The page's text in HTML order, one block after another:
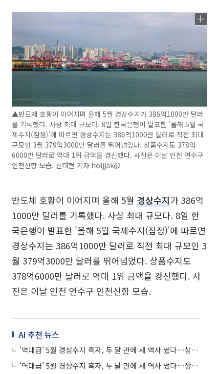
▲반도체 호황이 이어지며 올해 5월 경상수지가 386억1000만 달러
를 기록했다. 사상 최대 규모다. 8일 한국은행이 발표한 '올해 5월 국
제수지(잠정)'에 따르면 경상수지는 386억1000만 달러로 직전 최대
규모인 3월 379억3000만 달러를 뛰어넘었다. 상품수지도 378억
6000만 달러로 역대 1위 금액을 경신했다. 사진은 이날 인천 연수구
인천신항 모습. 신태현 기자 holjjak@
반도체 호황이 이어지며 올해 5월 경상수지가 386억
1000만 달러를 기록했다. 사상 최대 규모다. 8일 한
국은행이 발표한 '올해 5월 국제수지(잠정)'에 따르면
경상수지는 386억1000만 달러로 직전 최대 규모인 3
월 379억3000만 달러를 뛰어넘었다. 상품수지도
378억6000만 달러로 역대 1위 금액을 경신했다. 사
진은 이날 인천 연수구 인천신항 모습.
AI 추천 뉴스
'역대급' 5월 경상수지 흑자, 두 달 만에 새 역사 썼다⋯상품수지도 최대
'역대급' 5월 경상수지 흑자, 두 달 만에 새 역사 썼다⋯상품수지도 최대